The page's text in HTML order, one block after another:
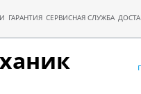
ГАРАНТИЯ СЕРВИСНАЯ СЛУЖБА